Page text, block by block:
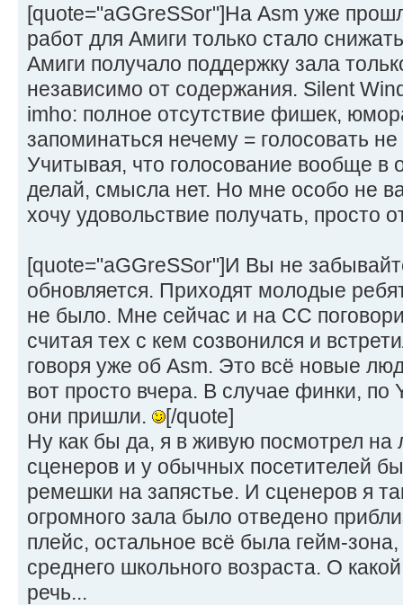
[quote="aGGreSSor"]На Asm уже
работ для Амиги только стало
Амиги получало поддержку зала
независимо от содержания. Silent
imho: полное отсутствие фишек,
запоминаться нечему = голосовать
Учитывая, что голосование вообще в
делай, смысла нет. Но мне особо не
хочу удовольствие получать, просто
[quote="aGGreSSor"]И Вы не
обновляется. Приходят молодые
не было. Мне сейчас и на CC
считая тех с кем созвонился и
говоря уже об Asm. Это всё новые
вот просто вчера. В случае финки, по
они пришли.
[/quote]
Ну как бы да, я в живую посмотрел
сценеров и у обычных посетителей
ремешки на запястье. И сценеров я
огромного зала было отведено
плейс, остальное всё была гейм-зона,
среднего школьного возраста. О
речь...